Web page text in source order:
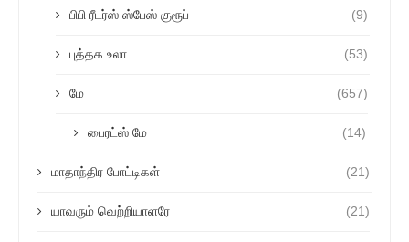
பிபி ரீடர்ஸ் ஸ்பேஸ் குரூப் (9)
புத்தக உலா (53)
மே (657)
பைரட்ஸ் மே (14)
மாதாந்திர போட்டிகள் (21)
யாவரும் வெற்றியாளரே (21)